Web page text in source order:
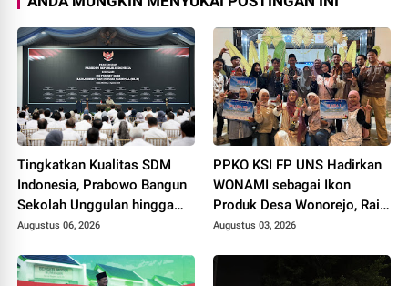
Tingkatkan Kualitas SDM
Indonesia, Prabowo Bangun
Sekolah Unggulan hingga
Undang Universitas Terbaik
Augustus 06, 2026
PPKO KSI FP UNS Hadirkan
WONAMI sebagai Ikon
Produk Desa Wonorejo, Raih
Tiga Penghargaan di
2026
Augustus 03, 2026